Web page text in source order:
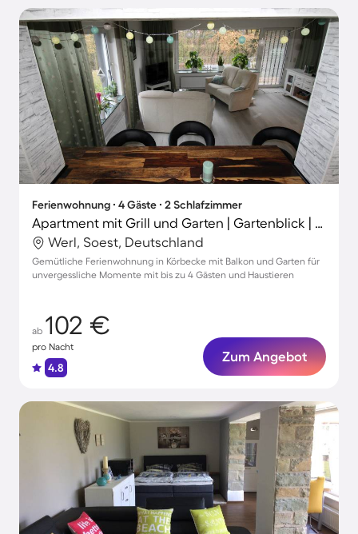
Ferienwohnung ∙ 4 Gäste ∙ 2 Schlafzimmer
Apartment mit Grill und Garten | Gartenblick | Hunde erlaubt
Werl, Soest, Deutschland
Gemütliche Ferienwohnung in Körbecke mit Balkon und Garten für
unvergessliche Momente mit bis zu 4 Gästen und Haustieren
ab 102 €
pro Nacht
4.8
Zum Angebot